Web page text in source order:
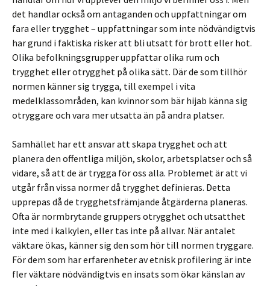
det handlar också om antaganden och uppfattningar om
fara eller trygghet – uppfattningar som inte nödvändigtvis
har grund i faktiska risker att bli utsatt för brott eller hot.
Olika befolkningsgrupper uppfattar olika rum och
trygghet eller otrygghet på olika sätt. Där de som tillhör
normen känner sig trygga, till exempel i vita
medelklassområden, kan kvinnor som bär hijab känna sig
otryggare och vara mer utsatta än på andra platser.
Samhället har ett ansvar att skapa trygghet och att
planera den offentliga miljön, skolor, arbetsplatser och så
vidare, så att de är trygga för oss alla. Problemet är att vi
utgår från vissa normer då trygghet definieras. Detta
upprepas då de trygghetsfrämjande åtgärderna planeras.
Ofta är normbrytande gruppers otrygghet och utsatthet
inte med i kalkylen, eller tas inte på allvar. När antalet
väktare ökas, känner sig den som hör till normen tryggare.
För dem som har erfarenheter av etnisk profilering är inte
fler väktare nödvändigtvis en insats som ökar känslan av